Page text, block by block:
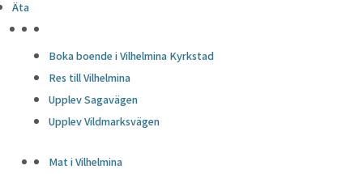
Äta
Boka boende i Vilhelmina Kyrkstad
Res till Vilhelmina
Upplev Sagavägen
Upplev Vildmarksvägen
Mat i Vilhelmina